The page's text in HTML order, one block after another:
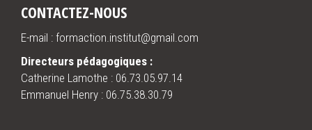
CONTACTEZ-NOUS
E-mail : formaction.institut@gmail.com
Directeurs pédagogiques :
Catherine Lamothe : 06.73.05.97.14
Emmanuel Henry : 06.75.38.30.79